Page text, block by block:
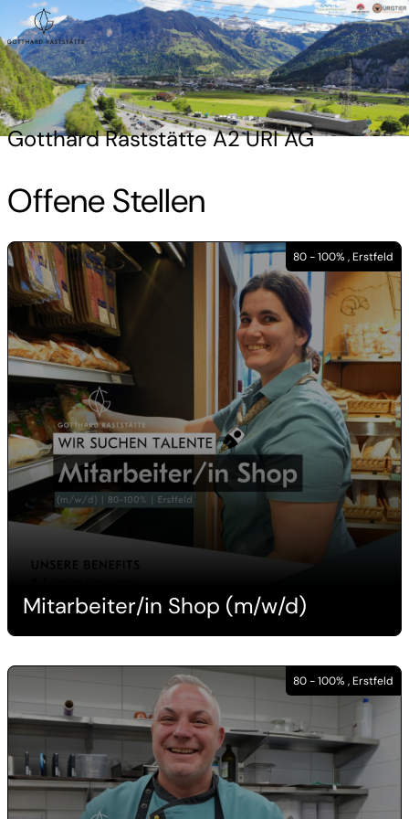
Gotthard Raststätte A2 URI AG
Offene Stellen
80 - 100% , Erstfeld
Mitarbeiter/in Shop (m/w/d)
80 - 100% , Erstfeld